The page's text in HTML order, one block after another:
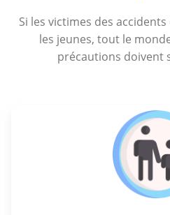
Si les victimes des
les jeunes, tout le
précautions doivent